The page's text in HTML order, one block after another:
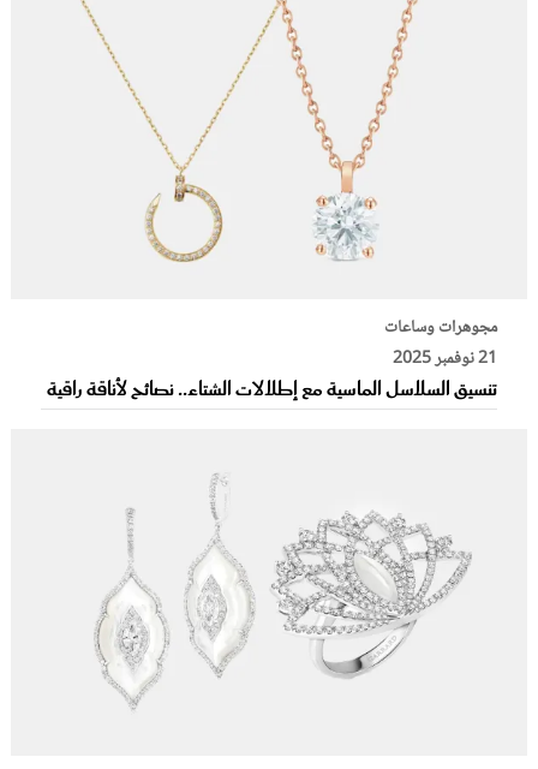
مجوهرات وساعات
21 نوفمبر 2025
تنسيق السلاسل الماسية مع إطلالات الشتاء.. نصائح لأناقة راقية